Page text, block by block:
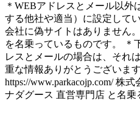
＊WEBアドレスとメール以外
する他社や適当）に設定して
会社に偽サイトはありません
を名乗っているものです。 ＊
レスとメールの場合は、それ
重な情報ありがとうございま
https://www.parkacojp.com/ 株
ナダグース 直営専門店 と名乗